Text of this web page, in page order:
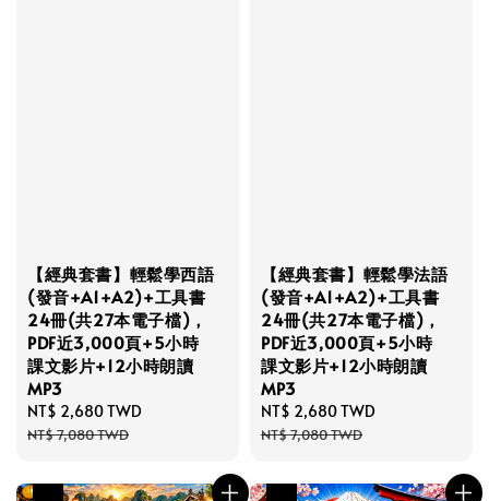
【經典套書】輕鬆學西語
(發音+A1+A2)+工具書
24冊(共27本電子檔)，
PDF近3,000頁+5小時
課文影片+12小時朗讀
MP3
Sale
price
NT$ 2,680 TWD
NT$ 7,080 TWD
【經典套書】輕鬆學法語
(發音+A1+A2)+工具書
24冊(共27本電子檔)，
PDF近3,000頁+5小時
課文影片+12小時朗讀
MP3
Sale
price
NT$ 2,680 TWD
NT$ 7,080 TWD